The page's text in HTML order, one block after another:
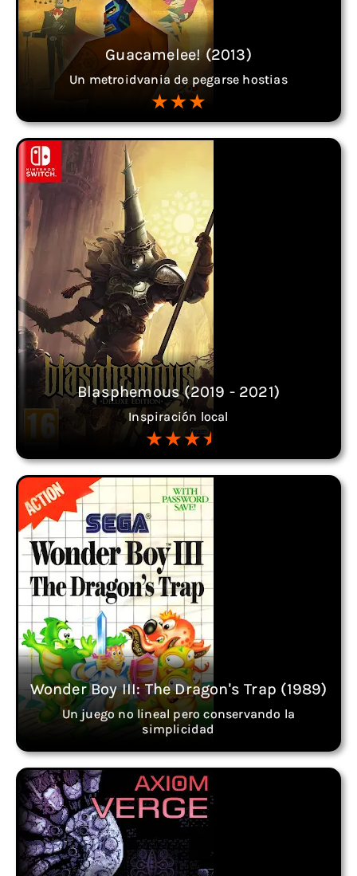
Guacamelee! (2013)
Un metroidvania de pegarse hostias
Blasphemous (2019 - 2021)
Inspiración local
Wonder Boy III: The Dragon's Trap (1989)
Un juego no lineal pero conservando la
simplicidad